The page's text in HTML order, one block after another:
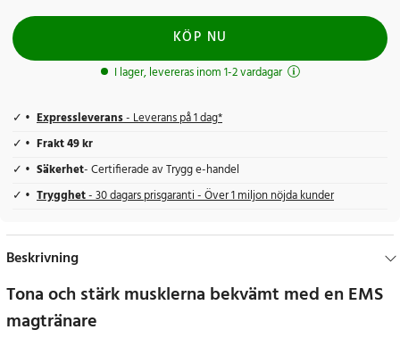
KÖP NU
I lager, levereras inom 1-2 vardagar
Expressleverans- Leverans på 1 dag*
Frakt 49 kr
Säkerhet- Certifierade av Trygg e-handel
Trygghet- 30 dagars prisgaranti - Över 1 miljon nöjda kunder
Beskrivning
Tona och stärk musklerna bekvämt med en EMS
magtränare